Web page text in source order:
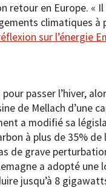
retour en Europe. « Il
climatiques à
sur l’énergie
passer l’hiver,
de Mellach d’une
a modifié sa
à plus de 35% de
de grave
a adopté une
jusqu’à 8